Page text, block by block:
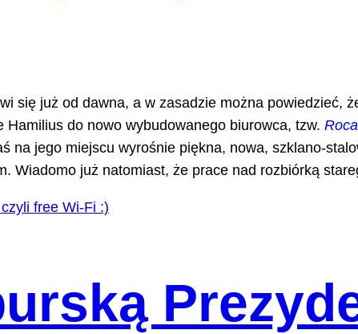
się już od dawna, a w zasadzie można powiedzieć,
Hamilius do nowo wybudowanego biurowca, tzw.
na jego miejscu wyrośnie piękna, nowa, szklano-
Wiadomo już natomiast, że prace nad rozbiórką